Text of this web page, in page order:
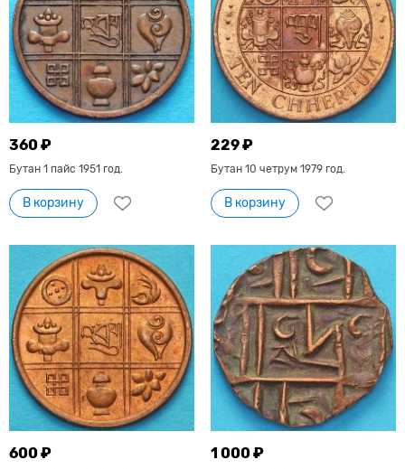
360 ₽
Бутан 1 пайс 1951 год.
В корзину
229 ₽
Бутан 10 четрум 1979 год.
В корзину
600 ₽ 1 000 ₽